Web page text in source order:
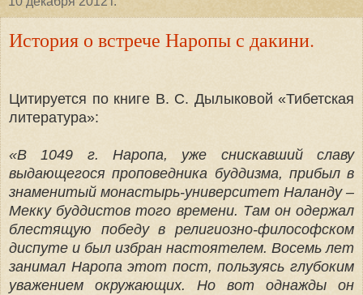
История о встрече Наропы с дакини.
Цитируется по книге В. С. Дылыковой «Тибетская
литература»:
«В 1049 г. Наропа, уже снискавший славу
выдающегося проповедника буддизма, прибыл в
знаменитый монастырь-университет Наланду –
Мекку буддистов того времени. Там он одержал
блестящую победу в религиозно-философском
диспуте и был избран настоятелем. Восемь лет
занимал Наропа этот пост, пользуясь глубоким
уважением окружающих. Но вот однажды он